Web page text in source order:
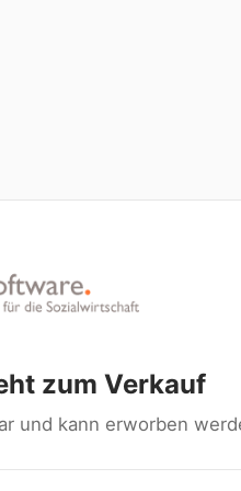
zum Verkauf
und kann erworben